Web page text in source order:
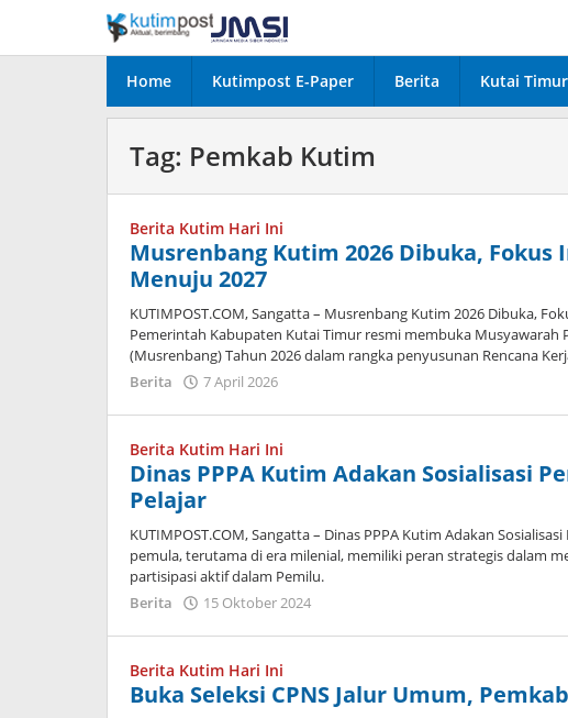
konten
Home Kutimpost E-Paper Berita Kutai Timur
Tag: Pemkab Kutim
Berita Kutim Hari Ini
Musrenbang Kutim 2026 Dibuka,
Menuju 2027
KUTIMPOST.COM, Sangatta – Musrenbang Kutim 2026 Dibuka,
Pemerintah Kabupaten Kutai Timur resmi membuka Musyawarah
(Musrenbang) Tahun 2026 dalam rangka penyusunan Rencana
Berita
7 April 2026
Berita Kutim Hari Ini
Dinas PPPA Kutim Adakan Sosialisasi
Pelajar
KUTIMPOST.COM, Sangatta – Dinas PPPA Kutim Adakan
pemula, terutama di era milenial, memiliki peran strategis dalam
partisipasi aktif dalam Pemilu.
Berita
15 Oktober 2024
Berita Kutim Hari Ini
Buka Seleksi CPNS Jalur Umum,